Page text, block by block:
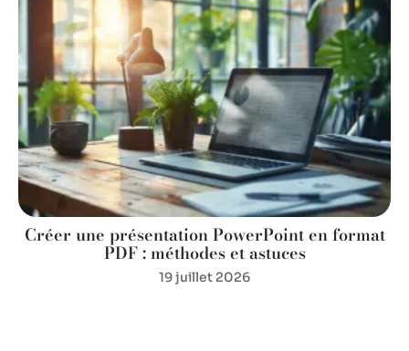
Créer une présentation PowerPoint en format
PDF : méthodes et astuces
19 juillet 2026